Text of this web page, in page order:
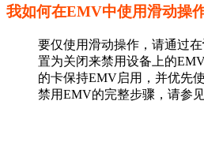
我如何在EMV中使用滑动操
要仅使用滑动操作，请通过在
置为关闭来禁用设备上的
的卡保持EMV启用，并优先
禁用EMV的完整步骤，请参